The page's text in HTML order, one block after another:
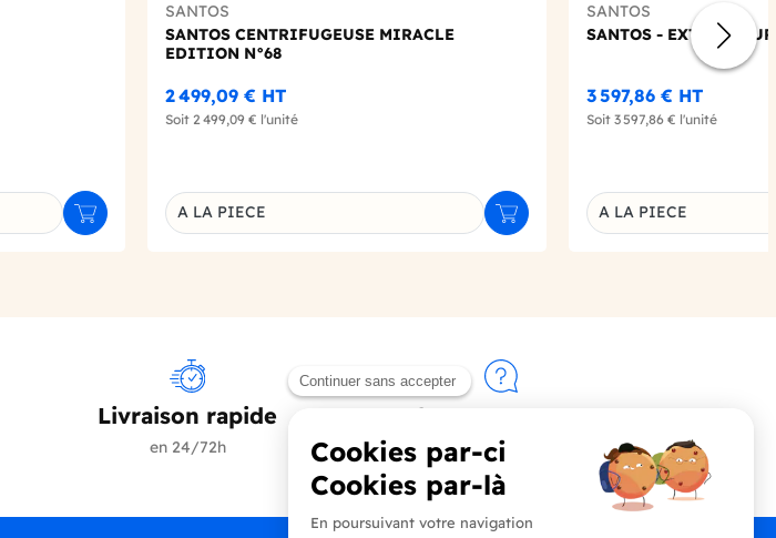
Ajouter au panier
SANTOS
SANTOS CENTRIFUGEUSE MIRACLE
EDITION N°68
2 499,09 € HT
Soit 2 499,09 € l'unité
Déclinaison du produit
A LA PIECE Ajouter au panier
SANTOS
SANTOS -
3 597,86 € HT
Soit 3 597,86 € l'unité
Déclinaison du produit
A LA PIECE
Livraison rapide
en 24/72h
Contactez-nous
+33 (0)4 90 91 20 80